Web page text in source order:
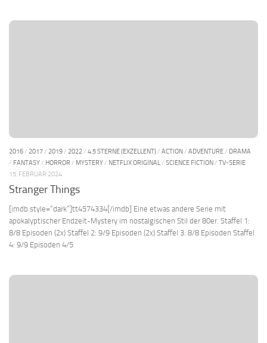
2016/ 2017/ 2019/ 2022/ 4.5 STERNE (EXZELLENT)/ ACTION/ ADVENTURE/ DRAMA
/ FANTASY/ HORROR / MYSTERY/ NETFLIX ORIGINAL/ SCIENCE FICTION/ TV-SERIE
15. FEBRUAR 2024
Stranger Things
[imdb style=“dark“]tt4574334[/imdb] Eine etwas andere Serie mit
apokalyptischer Endzeit-Mystery im nostalgischen Stil der 80er. Staffel 1:
8/8 Episoden (2x) Staffel 2: 9/9 Episoden (2x) Staffel 3: 8/8 Episoden Staffel
4: 9/9 Episoden 4/5